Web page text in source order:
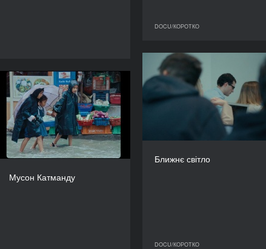
DOCU/КОРОТКО
Ближнє світло
DOCU/КОРОТКО
Ближнє світло
РІК
2023
КРАЇНА
РЕЖИСЕР/-КА
Мусон Катманду
Мусон Катманду
РІК
2022
КРАЇНА
Непал
РЕЖИСЕР/-КА